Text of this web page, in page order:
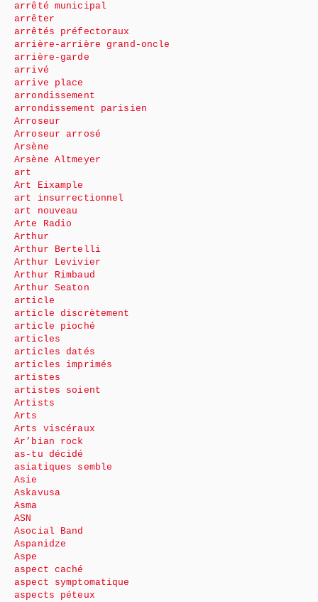
arrêté municipal
arrêter
arrêtés préfectoraux
arrière-arrière grand-oncle
arrière-garde
arrivé
arrive place
arrondissement
arrondissement parisien
Arroseur
Arroseur arrosé
Arsène
Arsène Altmeyer
art
Art Eixample
art insurrectionnel
art nouveau
Arte Radio
Arthur
Arthur Bertelli
Arthur Levivier
Arthur Rimbaud
Arthur Seaton
article
article discrètement
article pioché
articles
articles datés
articles imprimés
artistes
artistes soient
Artists
Arts
Arts viscéraux
Ar’bian rock
as-tu décidé
asiatiques semble
Asie
Askavusa
Asma
ASN
Asocial Band
Aspanidze
Aspe
aspect caché
aspect symptomatique
aspects péteux